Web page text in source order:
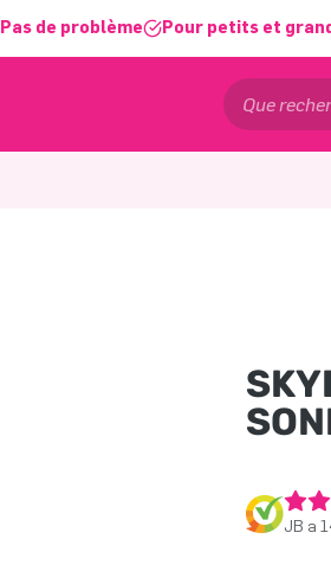
Pas de problème Pour petits et
JB a